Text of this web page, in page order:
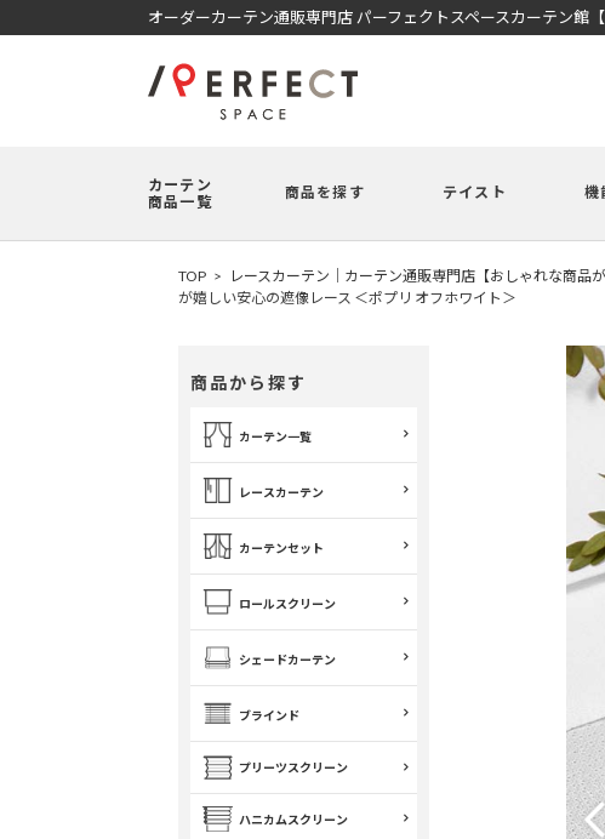
オーダーカーテン通販専門店 パーフェクトスペースカーテン館【
カーテン
商品一覧
商品を探す テイスト 機
TOP レースカーテン｜カーテン通販専門店【おしゃれな商品が
が嬉しい安心の遮像レース ＜ポプリ オフホワイト＞
商品から探す
カーテン一覧
レースカーテン
カーテンセット
ロールスクリーン
シェードカーテン
ブラインド
プリーツスクリーン
ハニカムスクリーン